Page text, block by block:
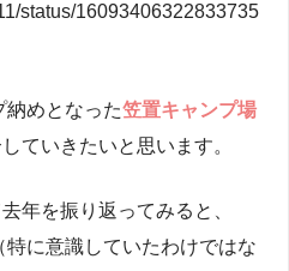
status/16093406322833735
納めとなった笠置キャンプ場
ていきたいと思います。
年を振り返ってみると、
に意識していたわけではな